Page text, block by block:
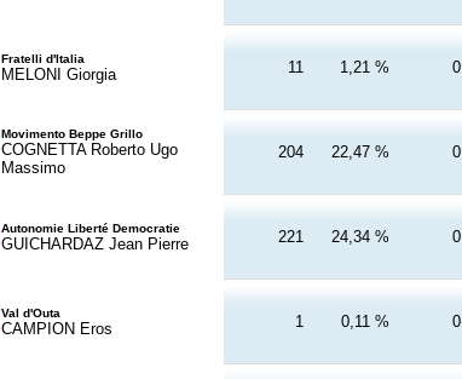
Fratelli d'Italia
MELONI Giorgia 11 1,21 % 0
Movimento Beppe Grillo
COGNETTA Roberto Ugo
Massimo
204 22,47 % 0
Autonomie Liberté Democratie
GUICHARDAZ Jean Pierre 221 24,34 % 0
Val d'Outa
CAMPION Eros 1 0,11 % 0